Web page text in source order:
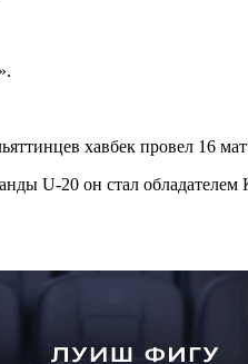
хавбек провел 16
U-20 он стал